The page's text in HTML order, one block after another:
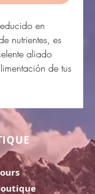
en
nutrientes, es
aliado
de tus